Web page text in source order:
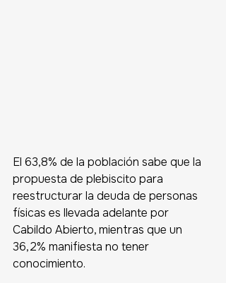
El 63,8% de la población sabe que la
propuesta de plebiscito para
reestructurar la deuda de personas
físicas es llevada adelante por
Cabildo Abierto, mientras que un
36,2% manifiesta no tener
conocimiento.